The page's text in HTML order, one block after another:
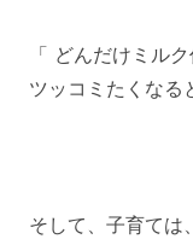
「 どんだけミル
ツッコミたくなる
そして、子育ては